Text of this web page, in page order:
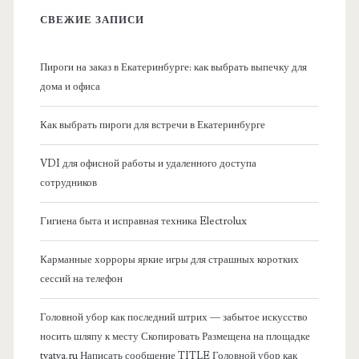
СВЕЖИЕ ЗАПИСИ
Пироги на заказ в Екатеринбурге: как выбрать выпечку для
дома и офиса
Как выбрать пироги для встречи в Екатеринбурге
VDI для офисной работы и удаленного доступа
сотрудников
Гигиена быта и исправная техника Electrolux
Карманные хорроры яркие игры для страшных коротких
сессий на телефон
Головной убор как последний штрих — забытое искусство
носить шляпу к месту Скопировать Размещена на площадке
tyatya.ru Написать сообщение TITLE Головной убор как